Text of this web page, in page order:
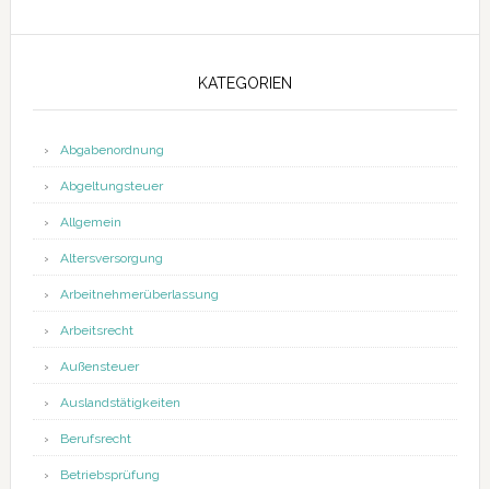
KATEGORIEN
Abgabenordnung
Abgeltungsteuer
Allgemein
Altersversorgung
Arbeitnehmerüberlassung
Arbeitsrecht
Außensteuer
Auslandstätigkeiten
Berufsrecht
Betriebsprüfung